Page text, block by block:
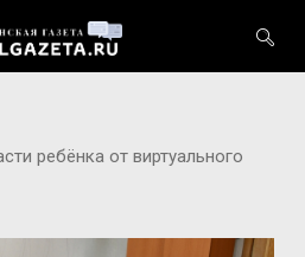
ребёнка от виртуального